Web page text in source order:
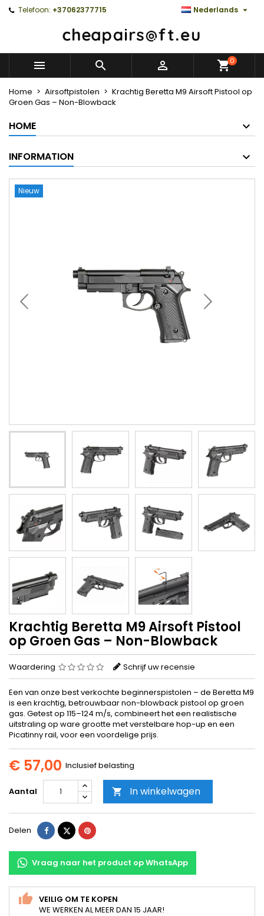
Telefoon: +37062377715 Nederlands 
   0
Home Airsoftpistolen
Krachtig Beretta M9 Airsoft Pistool op
Groen Gas – Non-Blowback
HOME
INFORMATION
Nieuw
Krachtig Beretta M9 Airsoft Pistool
op Groen Gas – Non-Blowback
Waardering Schrijf uw recensie
Een van onze best verkochte beginnerspistolen – de Beretta M9
is een krachtig, betrouwbaar non-blowback pistool op groen
gas. Getest op 115–124 m/s, combineert het een realistische
uitstraling op ware grootte met verstelbare hop-up en een
Picatinny rail, voor een voordelige prijs.
€ 57,00 Inclusief belasting
Aantal  In winkelwagen
Delen DelenTweetPinterest
Vraag naar het product op WhatsApp
VEILIG OM TE KOPEN
WE WERKEN AL MEER DAN 15 JAAR!